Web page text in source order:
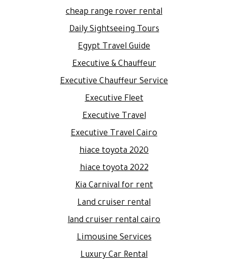
cheap range rover rental
Daily Sightseeing Tours
Egypt Travel Guide
Executive & Chauffeur
Executive Chauffeur Service
Executive Fleet
Executive Travel
Executive Travel Cairo
hiace toyota 2020
hiace toyota 2022
Kia Carnival for rent
Land cruiser rental
land cruiser rental cairo
Limousine Services
Luxury Car Rental